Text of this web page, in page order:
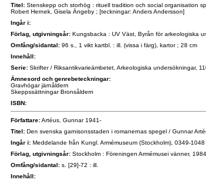
Titel: Stenskepp och storhög : rituell tradition och social organisation
Robert Hernek, Gisela Ängeby ; [teckningar: Anders Andersson]
Ingår i:
Förlag, utgivningsår: Kungsbacka : UV Väst, Byrån för arkeologiska
Omfång/sidantal: 96 s., 1 vikt kartbl. : ill. (vissa i färg), kartor ; 28 cm
Innehåll:
Serie: Skrifter / Riksantikvarieämbetet, Arkeologiska undersökningar,
Ämnesord och genrebeteckningar:
Gravhögar järnåldern
Skeppssättningar Bronsåldern
ISBN:
Författare:Artéus, Gunnar 1941-
Titel: Den svenska garnisonsstaden i romanernas spegel / Gunnar
Ingår i: Meddelande från Kungl. Armémuseum (Stockholm), 0349-
Förlag, utgivningsår: Stockholm : Föreningen Armémusei vänner,
Omfång/sidantal: s. [29]-72 : ill.
Innehåll: